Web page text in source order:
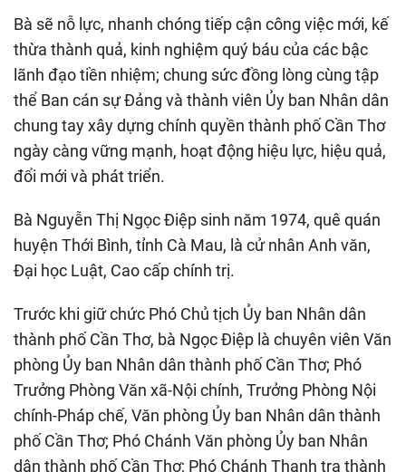
Bà sẽ nỗ lực, nhanh chóng tiếp cận công việc mới, kế
thừa thành quả, kinh nghiệm quý báu của các bậc
lãnh đạo tiền nhiệm; chung sức đồng lòng cùng tập
thể Ban cán sự Đảng và thành viên Ủy ban Nhân dân
chung tay xây dựng chính quyền thành phố Cần Thơ
ngày càng vững mạnh, hoạt động hiệu lực, hiệu quả,
đổi mới và phát triển.
Bà Nguyễn Thị Ngọc Điệp sinh năm 1974, quê quán
huyện Thới Bình, tỉnh Cà Mau, là cử nhân Anh văn,
Đại học Luật, Cao cấp chính trị.
Trước khi giữ chức Phó Chủ tịch Ủy ban Nhân dân
thành phố Cần Thơ, bà Ngọc Điệp là chuyên viên Văn
phòng Ủy ban Nhân dân thành phố Cần Thơ; Phó
Trưởng Phòng Văn xã-Nội chính, Trưởng Phòng Nội
chính-Pháp chế, Văn phòng Ủy ban Nhân dân thành
phố Cần Thơ; Phó Chánh Văn phòng Ủy ban Nhân
dân thành phố Cần Thơ; Phó Chánh Thanh tra thành